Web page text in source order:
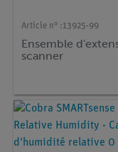
Article n° :13925-99
Ensemble
scanner